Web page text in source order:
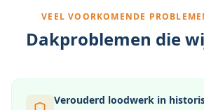
VEEL VOORKOMENDE
Dakproblemen die
Verouderd loodwerk in